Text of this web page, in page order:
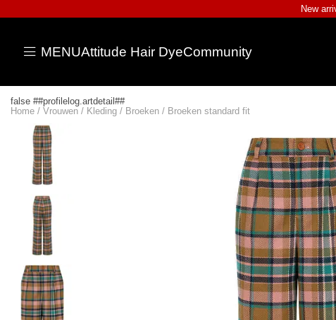
New
MENUAttitude Hair DyeCommunity
false ##profilelog.artdetail##
Home / Vrouwen / Kleding / Broeken / Broeken standard fit